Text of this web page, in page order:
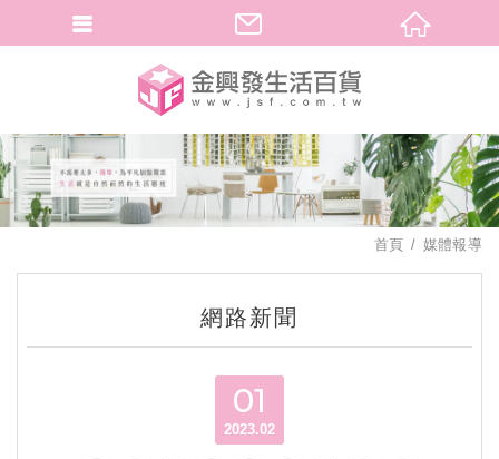
首頁 媒體報導
網路新聞
01
2023.02